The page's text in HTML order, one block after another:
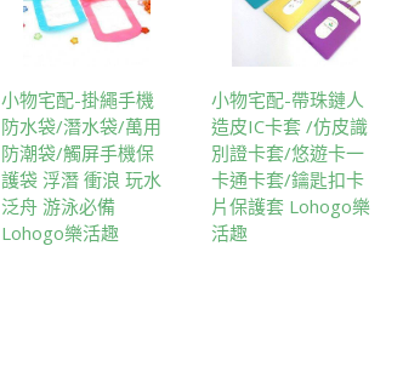
小物宅配-掛繩手機
防水袋/潛水袋/萬用
防潮袋/觸屏手機保
護袋 浮潛 衝浪 玩水
泛舟 游泳必備
Lohogo樂活趣
小物宅配-帶珠鏈人
造皮IC卡套 /仿皮識
別證卡套/悠遊卡一
卡通卡套/鑰匙扣卡
片保護套 Lohogo樂
活趣